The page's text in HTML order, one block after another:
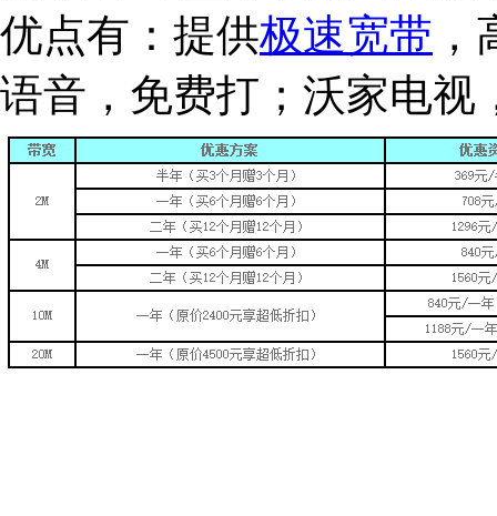
优点有：提供极速宽带
语音，免费打；沃家电视